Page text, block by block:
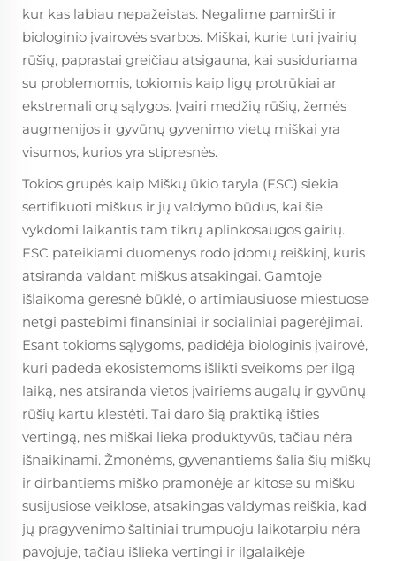
kur kas labiau nepažeistas. Negalime pamiršti ir
biologinio įvairovės svarbos. Miškai, kurie turi įvairių
rūšių, paprastai greičiau atsigauna, kai susiduriama
su problemomis, tokiomis kaip ligų protrūkiai ar
ekstremali orų sąlygos. Įvairi medžių rūšių, žemės
augmenijos ir gyvūnų gyvenimo vietų miškai yra
visumos, kurios yra stipresnės.
Tokios grupės kaip Miškų ūkio taryla (FSC) siekia
sertifikuoti miškus ir jų valdymo būdus, kai šie
vykdomi laikantis tam tikrų aplinkosaugos gairių.
FSC pateikiami duomenys rodo įdomų reiškinį, kuris
atsiranda valdant miškus atsakingai. Gamtoje
išlaikoma geresnė būklė, o artimiausiuose miestuose
netgi pastebimi finansiniai ir socialiniai pagerėjimai.
Esant tokioms sąlygoms, padidėja biologinis įvairovė,
kuri padeda ekosistemoms išlikti sveikoms per ilgą
laiką, nes atsiranda vietos įvairiems augalų ir gyvūnų
rūšių kartu klestėti. Tai daro šią praktiką išties
vertingą, nes miškai lieka produktyvūs, tačiau nėra
išnaikinami. Žmonėms, gyvenantiems šalia šių miškų
ir dirbantiems miško pramonėje ar kitose su mišku
susijusiose veiklose, atsakingas valdymas reiškia, kad
jų pragyvenimo šaltiniai trumpuoju laikotarpiu nėra
pavojuje, tačiau išlieka vertingi ir ilgalaikėje